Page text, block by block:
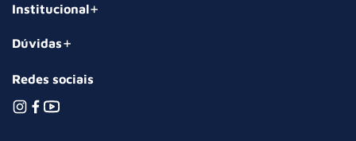
Institucional
Dúvidas
Redes sociais